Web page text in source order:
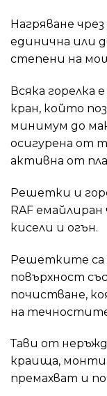
Нагряване
единична или
степени на
Всяка горелка
кран, който
минимум до
осигурена от
активна от
Решетки и
RAF емайлиран
кисели и огън.
Решетките са
повърхност
почистване,
на
Тави от
краища,
премахват и